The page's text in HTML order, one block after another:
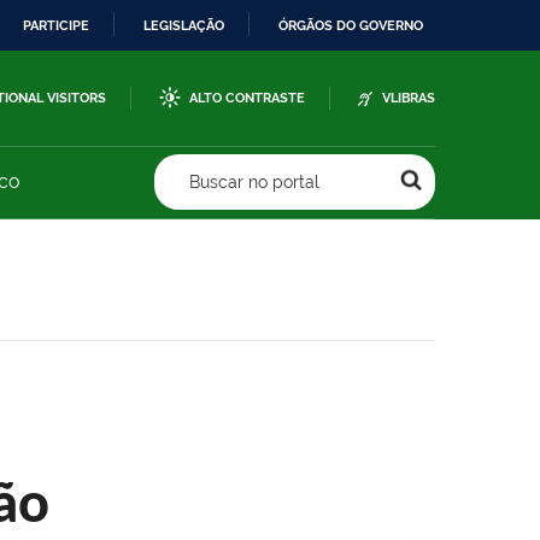
PARTICIPE LEGISLAÇÃO ÓRGÃOS DO GOVERNO
VISITORS ALTO CONTRASTE VLIBRAS
Buscar no portal